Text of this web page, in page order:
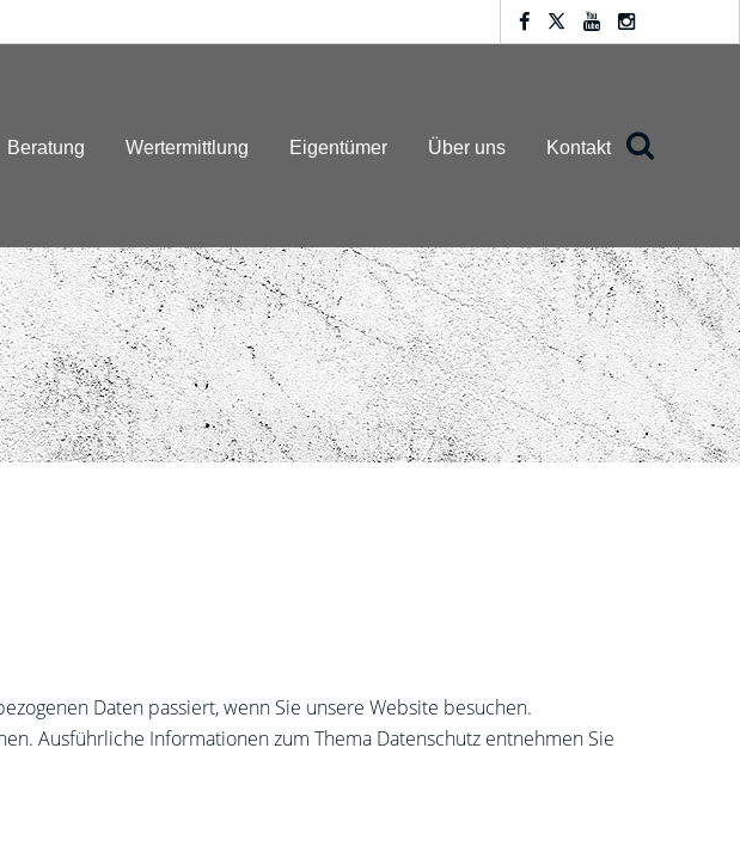
Beratung Wertermittlung Eigentümer Über uns Kontakt
Daten passiert, wenn Sie unsere Website besuchen.
Ausführliche Informationen zum Thema Datenschutz entnehmen Sie